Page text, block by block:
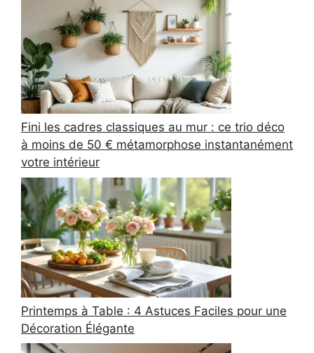
Fini les cadres classiques au mur : ce trio déco
à moins de 50 € métamorphose instantanément
votre intérieur
Printemps à Table : 4 Astuces Faciles pour une
Décoration Élégante